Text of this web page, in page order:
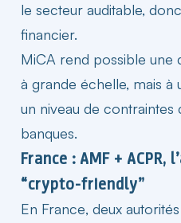
le secteur auditable,
financier.
MiCA rend possible une
à grande échelle, mais
un niveau de
banques.
France : AMF + ACPR,
“crypto-friendly”
En France, deux